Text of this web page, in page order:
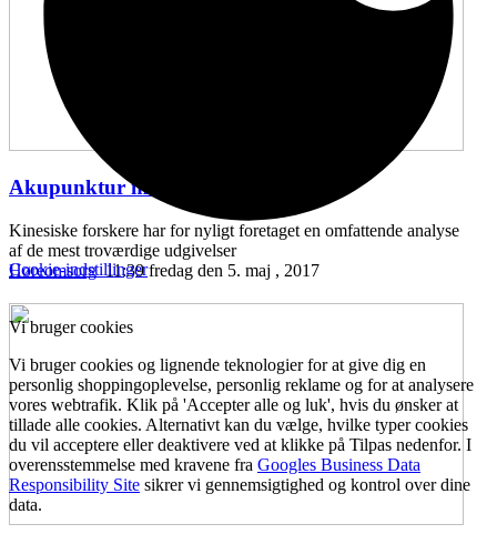
Akupunktur mod hørenedsættelse
Kinesiske forskere har for nyligt foretaget en omfattende analyse
af de mest troværdige udgivelser
Høreomsorg 11:39 fredag den 5. maj , 2017
Cookie-indstillinger
Vi bruger cookies
Vi bruger cookies og lignende teknologier for at give dig en
personlig shoppingoplevelse, personlig reklame og for at analysere
vores webtrafik. Klik på 'Accepter alle og luk', hvis du ønsker at
tillade alle cookies. Alternativt kan du vælge, hvilke typer cookies
du vil acceptere eller deaktivere ved at klikke på Tilpas nedenfor. I
overensstemmelse med kravene fra Googles Business Data
Responsibility Site sikrer vi gennemsigtighed og kontrol over dine
data.